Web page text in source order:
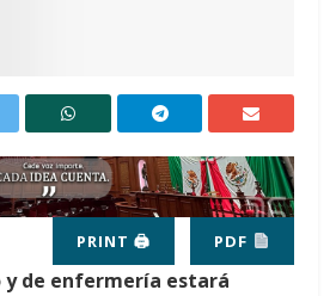
PRINT 🖨 PDF
y de enfermería estará